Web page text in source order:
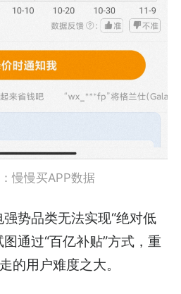
慢慢买APP数据
势品类无法实现“绝对低
通过“百亿补贴”方式，重
的用户难度之大。